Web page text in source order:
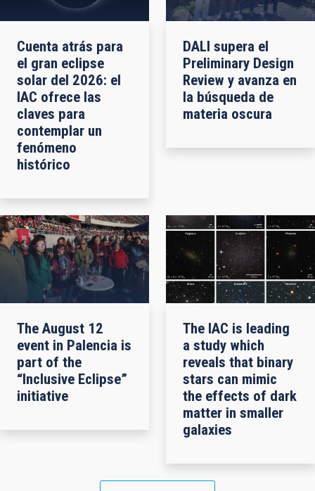
Cuenta atrás para
el gran eclipse
solar del 2026: el
IAC ofrece las
claves para
contemplar un
fenómeno
histórico
DALI supera el
Preliminary Design
Review y avanza en
la búsqueda de
materia oscura
The August 12
event in Palencia is
part of the
“Inclusive Eclipse”
initiative
The IAC is leading
a study which
reveals that binary
stars can mimic
the effects of dark
matter in smaller
galaxies